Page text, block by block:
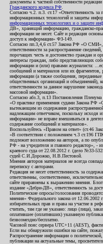
документы к частной собственности
Гражданского кодекса РФ
Согласно ч.2. п.3. ст.17 «Ответственность
информационных технологий и защиты
информационных технологиях и о защите
ДВ», хранящий информацию, гражданско-
информации не несет. Сайт и редакция
доступ к информации» ФЗ-149.
Согласно пп.3,4,6 ст.57 Закона РФ «О СМИ»,
ответственности за распространение
порочащих честь и достоинство граждан и
интересы граждан, либо представляющих
информации и (или) правами журналиста:
сообщений и материалов или их фрагментов,
информации (а также сообщения, переданные
общественных организаций и объединений),
ответственности за данное нарушение
массовой информации».
Согласно абз.3, п.13 Постановления
«О практике применения судами Закона РФ
вытекающим из содержания
надлежащим ответчиком, поскольку исходя
информации» не вправе вмешиваться в
содержание сообщений и материалов».
Воспользуйтесь «Правом на ответ» (ст.46
«В соответствии с положением ч.3 ст.196
подлежит возложению на авторов, а по
РФ - на учредителя и главного редактор», -
краевого суда от 22.08.2012 г. (дело №33-
судей С.И.Дорожко, Н.В.Пестовой.
Мнения авторов материалов не всегда
переписку с авторами.
Редакция не несет ответственность за
ответственны, соответственно,
сайте приравнены к выражению мнения.
издание «Дебри-ДВ», ответственность за
Политические опросы/голосования
мнения» Федерального закона от
избирательных прав и права на участие в
считать, там где не указано: лицо (лица),
оплатившее (оплативших) указанную
безвозмездно/бесплатно.
Часовой пояс сервера UTC+11 (AEST),
Если вы обнаружили ошибки на сайте,
Распространение информации о
публикации на актуальные темы,